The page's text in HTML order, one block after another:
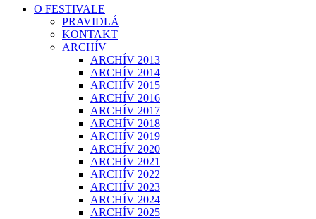
O FESTIVALE
PRAVIDLÁ
KONTAKT
ARCHÍV
ARCHÍV 2013
ARCHÍV 2014
ARCHÍV 2015
ARCHÍV 2016
ARCHÍV 2017
ARCHÍV 2018
ARCHÍV 2019
ARCHÍV 2020
ARCHÍV 2021
ARCHÍV 2022
ARCHÍV 2023
ARCHÍV 2024
ARCHÍV 2025